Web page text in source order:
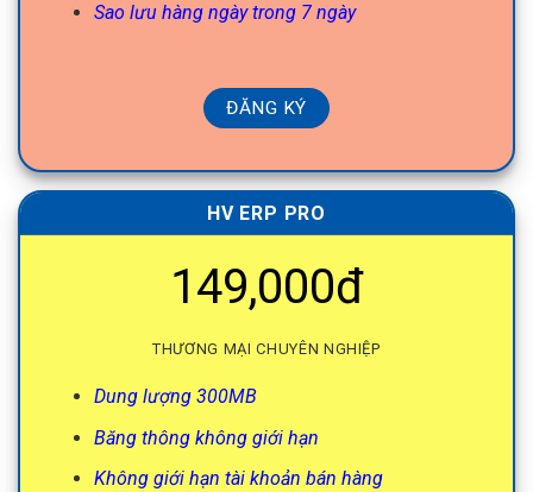
Sao lưu hàng ngày trong 7 ngày
ĐĂNG KÝ
HV ERP PRO
149,000đ
THƯƠNG MẠI CHUYÊN NGHIỆP
Dung lượng 300MB
Băng thông không giới hạn
Không giới hạn tài khoản bán hàng